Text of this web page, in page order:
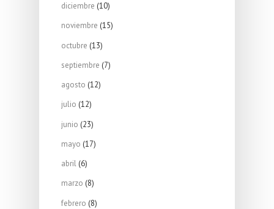
diciembre (10)
noviembre (15)
octubre (13)
septiembre (7)
agosto (12)
julio (12)
junio (23)
mayo (17)
abril (6)
marzo (8)
febrero (8)